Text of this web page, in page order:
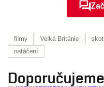
filmy Velká Británie
natáčení
Doporučujeme